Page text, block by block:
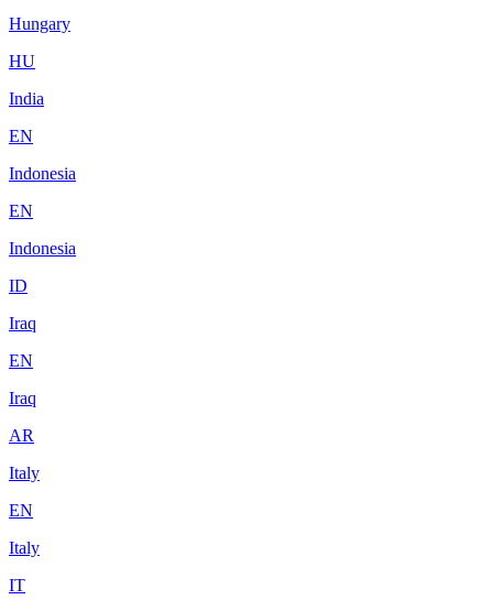
Hungary
HU
India
EN
Indonesia
EN
Indonesia
ID
Iraq
EN
Iraq
AR
Italy
EN
Italy
IT